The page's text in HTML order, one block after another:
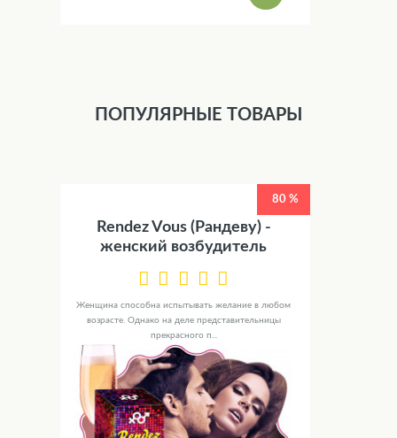
ПОПУЛЯРНЫЕ ТОВАРЫ
80 %
Rendez Vous (Рандеву) -
женский возбудитель
Женщина способна испытывать желание в любом
возрасте. Однако на деле представительницы
прекрасного п...